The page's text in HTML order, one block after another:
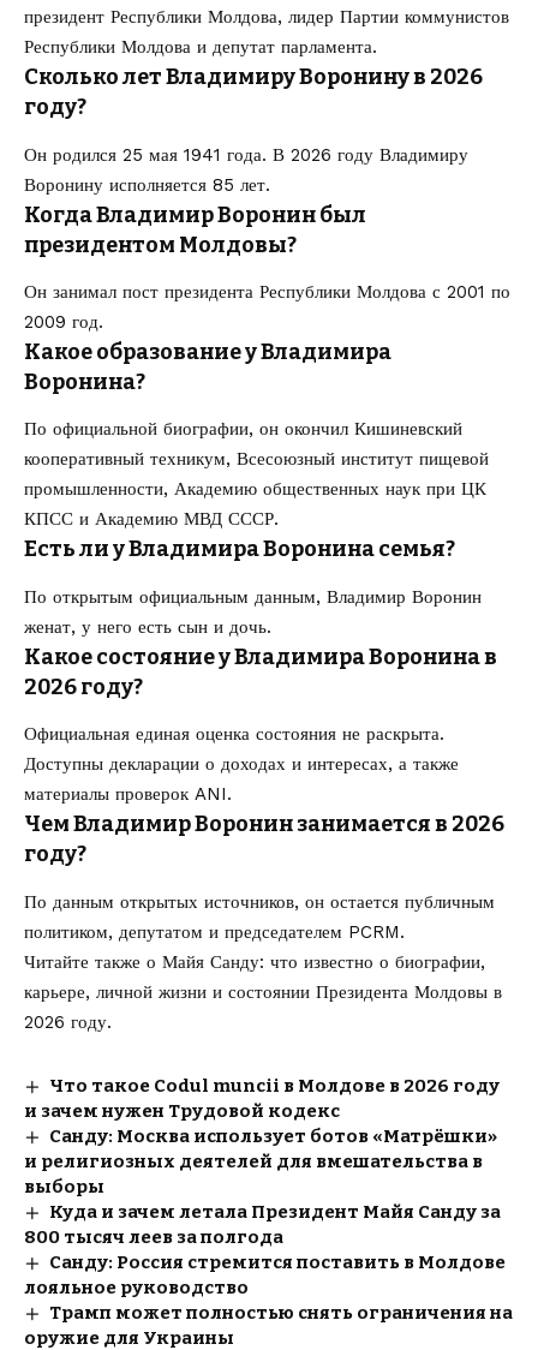
президент Республики Молдова, лидер Партии коммунистов
Республики Молдова и депутат парламента.
Сколько лет Владимиру Воронину в 2026
году?
Он родился 25 мая 1941 года. В 2026 году Владимиру
Воронину исполняется 85 лет.
Когда Владимир Воронин был
президентом Молдовы?
Он занимал пост президента Республики Молдова с 2001 по
2009 год.
Какое образование у Владимира
Воронина?
По официальной биографии, он окончил Кишиневский
кооперативный техникум, Всесоюзный институт пищевой
промышленности, Академию общественных наук при ЦК
КПСС и Академию МВД СССР.
Есть ли у Владимира Воронина семья?
По открытым официальным данным, Владимир Воронин
женат, у него есть сын и дочь.
Какое состояние у Владимира Воронина в
2026 году?
Официальная единая оценка состояния не раскрыта.
Доступны декларации о доходах и интересах, а также
материалы проверок ANI.
Чем Владимир Воронин занимается в 2026
году?
По данным открытых источников, он остается публичным
политиком, депутатом и председателем PCRM.
Читайте также о Майя Санду: что известно о биографии,
карьере, личной жизни и состоянии Президента Молдовы в
2026 году.
Что такое Codul muncii в Молдове в 2026 году
и зачем нужен Трудовой кодекс
Санду: Москва использует ботов «Матрёшки»
и религиозных деятелей для вмешательства в
выборы
Куда и зачем летала Президент Майя Санду за
800 тысяч леев за полгода
Санду: Россия стремится поставить в Молдове
лояльное руководство
Трамп может полностью снять ограничения на
оружие для Украины